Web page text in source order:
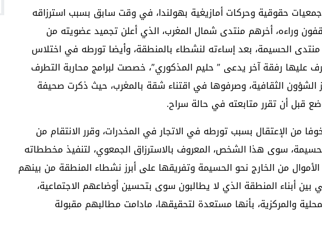
حقوقية وحركات أمازيغية بهولندا، في وقت سابق بسبب استرزاقه
وراءه، أخرهم منتدى شمال المغرب، الذي أعلن تجميد عضويته من
الحسيمة، بعد إساءته لنشطاء بالمنطقة، وأيضا تورطه في اختلاس
عليها رفقة آخر يدعى ” حليم المذكوري”، خصصت لبرامج محاربة التطرف
الشؤون الثقافية، وصرفوها في اقتناء شقة بالمغرب، حيث ذكرت صحيفة
قبل أن تقرر متابعته في حالة سراح.
من الإعتقال بسبب تورطه في الاتجار في المخدرات، وقرر الانتقام من
سوى هذا الشخص، المعروف بالاسترزاق الجمعوي، لتنفيذ مخططاته
من الخارج نحو الحسيمة وتفريقها على أبرز نشطاء المنطقة من بينهم
بين أبناء المنطقة الذي لا يطالبون سوى بتحسين أوضاعهم الاجتماعية،
والمركزية، بأنها مستعدة لتحقيقها، مادامت مطالبهم مقبولة